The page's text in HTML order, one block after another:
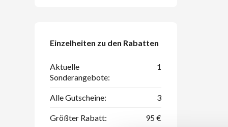
Einzelheiten zu den Rabatten
Aktuelle
Sonderangebote:
1
Alle Gutscheine: 3
Größter Rabatt: 95 €